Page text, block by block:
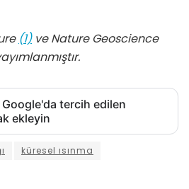
(1)ve Nature Geoscience
tercih edilen
ekleyin
küresel ısınma